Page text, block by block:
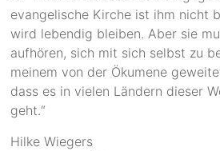
evangelische Kirche ist ihm nicht
wird lebendig bleiben. Aber sie
aufhören, sich mit sich selbst zu
meinem von der Ökumene
dass es in vielen Ländern dieser
geht.“
Hilke Wiegers